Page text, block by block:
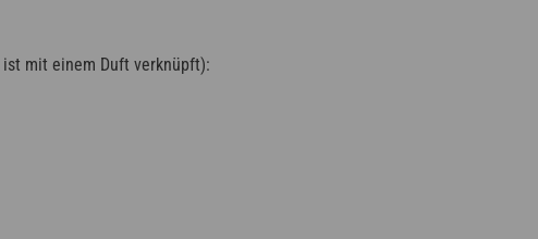
mit einem Duft verknüpft):